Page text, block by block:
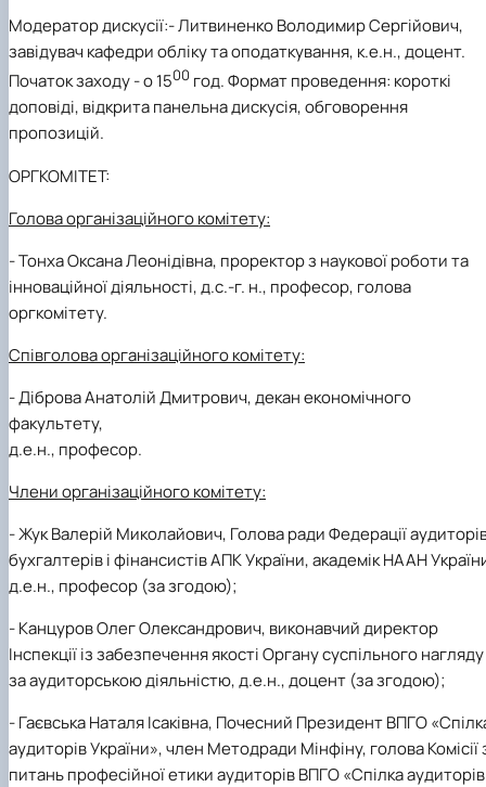
Модератор дискусії:-Литвиненко Володимир Сергійович,
завідувач кафедри обліку та оподаткування, к.е.н., доцент.
Початок заходу -о 1500 год.Формат проведення: короткі
доповіді, відкрита панельна дискусія, обговорення
пропозицій.
ОРГКОМІТЕТ:
Голова організаційного комітету:
-Тонха Оксана Леонідівна, проректор з наукової роботи та
інноваційної діяльності, д.с.-г. н., професор, голова
оргкомітету.
Співголова організаційного комітету:
-Діброва Анатолій Дмитрович, декан економічного
факультету,
д.е.н., професор.
Члени організаційного комітету:
-Жук Валерій Миколайович, Голова ради Федерації
бухгалтерів і фінансистів АПК України, академік НААН
д.е.н., професор (за згодою);
-Канцуров Олег Олександрович, виконавчий директор
Інспекції із забезпечення якості Органу суспільного нагляду
за аудиторською діяльністю, д.е.н., доцент (за згодою);
-Гаєвська Наталя Ісаківна, Почесний Президент ВПГО
аудиторів України», член Методради Мінфіну, голова Комісії
питань професійної етики аудиторів ВПГО «Спілка аудиторів